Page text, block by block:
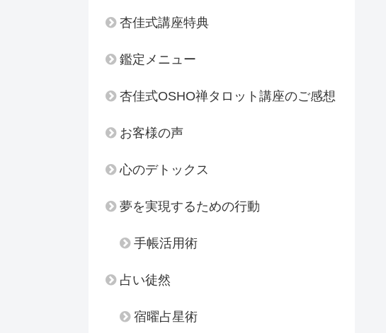
杏佳式講座特典
鑑定メニュー
杏佳式OSHO禅タロット講座のご感想
お客様の声
心のデトックス
夢を実現するための行動
手帳活用術
占い徒然
宿曜占星術